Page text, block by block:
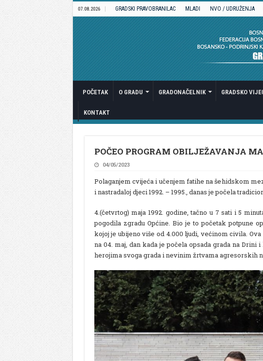
07.08.2026 GRADSKI PRAVOBRANILAC MLADI NVO / UDRUŽENJA
POČETAK O GRADU GRADONAČELNIK GRADSKO
KONTAKT
POČEO PROGRAM OBILJEŽAVANJA
04/05/2023
Polaganjem cvijeća i učenjem fatihe na šehidskom
i nastradaloj djeci 1992. – 1995., danas je počela
4.(četvrtog) maja 1992. godine, tačno u 7 sati i 5
pogodila zgradu Općine. Bio je to početak potpune
kojoj je ubijeno više od 4.000 ljudi, većinom civila.
na 04. maj, dan kada je počela opsada grada na Drini
herojima svoga grada i nevinim žrtvama agresorskih